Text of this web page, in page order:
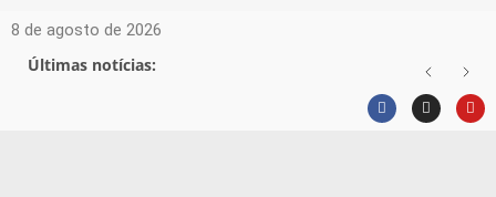
8 de agosto de 2026
Últimas notícias: